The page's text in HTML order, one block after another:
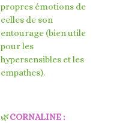
propres émotions de
celles de son
entourage (bien utile
pour les
hypersensibles et les
empathes).
🌿CORNALINE :